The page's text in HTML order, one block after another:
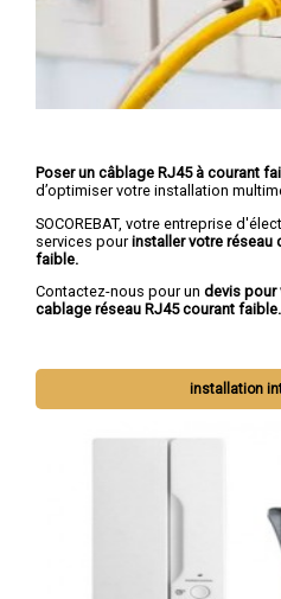
Poser un câblage RJ45 à courant
d’optimiser votre installation
SOCOREBAT, votre entreprise
services pourinstaller votre réseau
faible.
Contactez-nous pour un devis pour
cablage réseau RJ45 courant faible.
installation